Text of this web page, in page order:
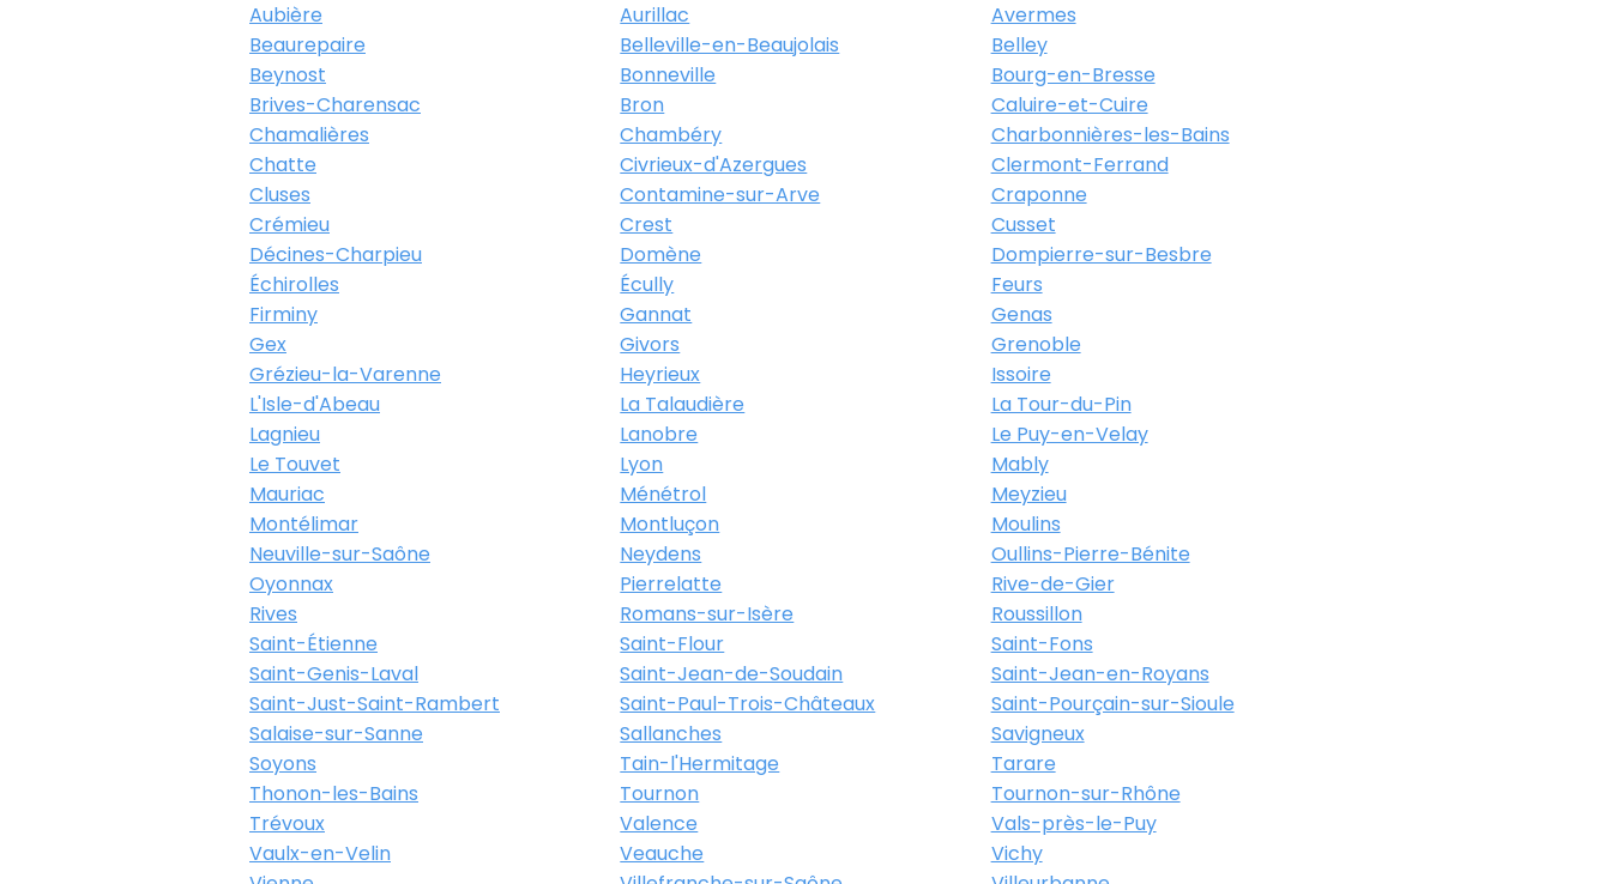
Aubière
Aurillac
Avermes
Beaurepaire
Belleville-en-Beaujolais
Belley
Beynost
Bonneville
Bourg-en-Bresse
Brives-Charensac
Bron
Caluire-et-Cuire
Chamalières
Chambéry
Charbonnières-les-Bains
Chatte
Civrieux-d'Azergues
Clermont-Ferrand
Cluses
Contamine-sur-Arve
Craponne
Crémieu
Crest
Cusset
Décines-Charpieu
Domène
Dompierre-sur-Besbre
Échirolles
Écully
Feurs
Firminy
Gannat
Genas
Gex
Givors
Grenoble
Grézieu-la-Varenne
Heyrieux
Issoire
L'Isle-d'Abeau
La Talaudière
La Tour-du-Pin
Lagnieu
Lanobre
Le Puy-en-Velay
Le Touvet
Lyon
Mably
Mauriac
Ménétrol
Meyzieu
Montélimar
Montluçon
Moulins
Neuville-sur-Saône
Neydens
Oullins-Pierre-Bénite
Oyonnax
Pierrelatte
Rive-de-Gier
Rives
Romans-sur-Isère
Roussillon
Saint-Étienne
Saint-Flour
Saint-Fons
Saint-Genis-Laval
Saint-Jean-de-Soudain
Saint-Jean-en-Royans
Saint-Just-Saint-Rambert
Saint-Paul-Trois-Châteaux
Saint-Pourçain-sur-Sioule
Salaise-sur-Sanne
Sallanches
Savigneux
Soyons
Tain-l'Hermitage
Tarare
Thonon-les-Bains
Tournon
Tournon-sur-Rhône
Trévoux
Valence
Vals-près-le-Puy
Vaulx-en-Velin
Veauche
Vichy